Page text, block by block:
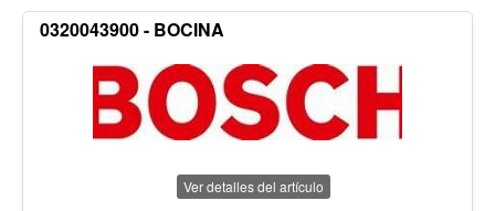
0320043900 - BOCINA
Ver detalles del artículo